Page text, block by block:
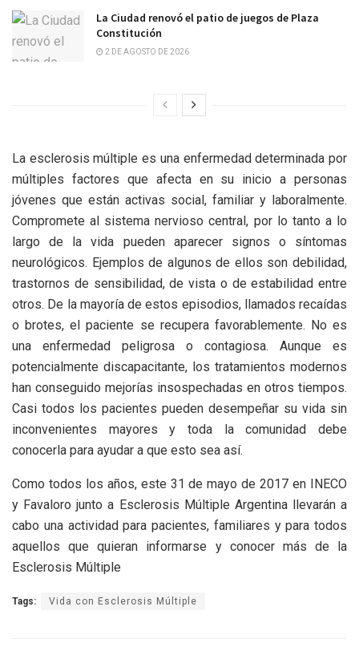
La Ciudad renovó el patio de juegos de Plaza
Constitución
2 DE AGOSTO DE 2026
La esclerosis múltiple es una enfermedad determinada por
múltiples factores que afecta en su inicio a personas
jóvenes que están activas social, familiar y laboralmente.
Compromete al sistema nervioso central, por lo tanto a lo
largo de la vida pueden aparecer signos o síntomas
neurológicos. Ejemplos de algunos de ellos son debilidad,
trastornos de sensibilidad, de vista o de estabilidad entre
otros. De la mayoría de estos episodios, llamados recaídas
o brotes, el paciente se recupera favorablemente. No es
una enfermedad peligrosa o contagiosa. Aunque es
potencialmente discapacitante, los tratamientos modernos
han conseguido mejorías insospechadas en otros tiempos.
Casi todos los pacientes pueden desempeñar su vida sin
inconvenientes mayores y toda la comunidad debe
conocerla para ayudar a que esto sea así.
Como todos los años, este 31 de mayo de 2017 en INECO
y Favaloro junto a Esclerosis Múltiple Argentina llevarán a
cabo una actividad para pacientes, familiares y para todos
aquellos que quieran informarse y conocer más de la
Esclerosis Múltiple
Tags: Vida con Esclerosis Múltiple